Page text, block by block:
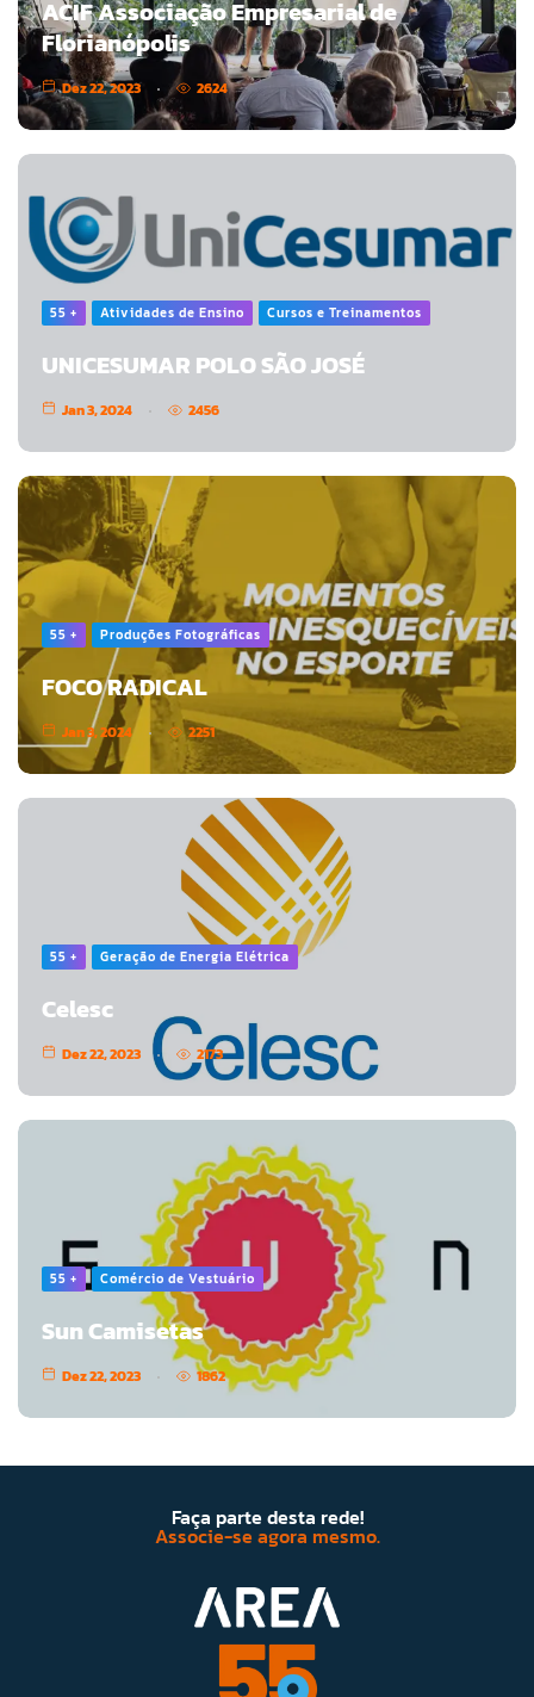
ACIF Associação Empresarial de
Florianópolis
Dez 22, 2023 2624
55 + Atividades de Ensino Cursos e Treinamentos
UNICESUMAR POLO SÃO JOSÉ
Jan 3, 2024 2456
55 + Produções Fotográficas
FOCO RADICAL
Jan 3, 2024 2251
55 + Geração de Energia Elétrica
Celesc
Dez 22, 2023 2173
55 + Comércio de Vestuário
Sun Camisetas
Dez 22, 2023 1862
Faça parte desta rede!
Associe-se agora mesmo.